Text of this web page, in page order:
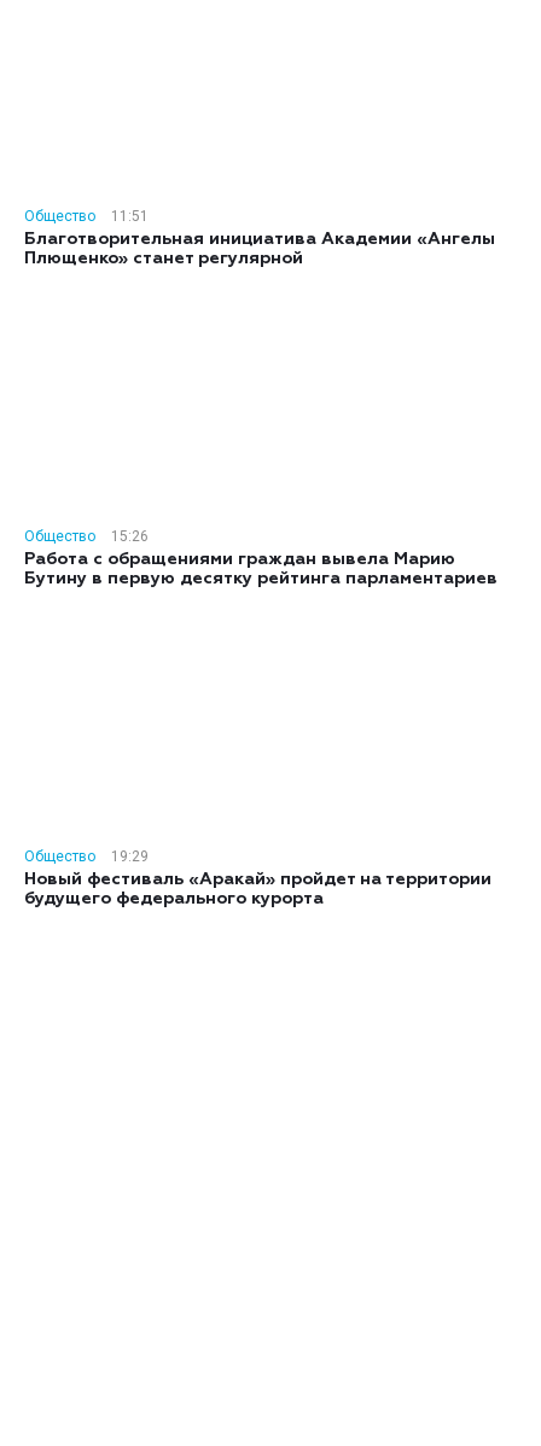
Общество
11:51
Благотворительная инициатива Академии «Ангелы
Плющенко» станет регулярной
Общество
15:26
Работа с обращениями граждан вывела Марию
Бутину в первую десятку рейтинга парламентариев
Общество
19:29
Новый фестиваль «Аракай» пройдет на территории
будущего федерального курорта